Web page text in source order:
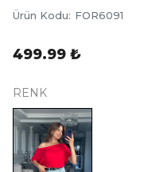
Ürün Kodu: FOR6091
499.99 ₺
RENK